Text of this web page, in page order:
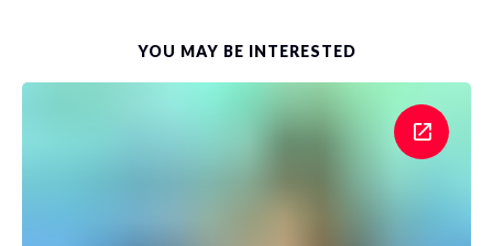
YOU MAY BE INTERESTED